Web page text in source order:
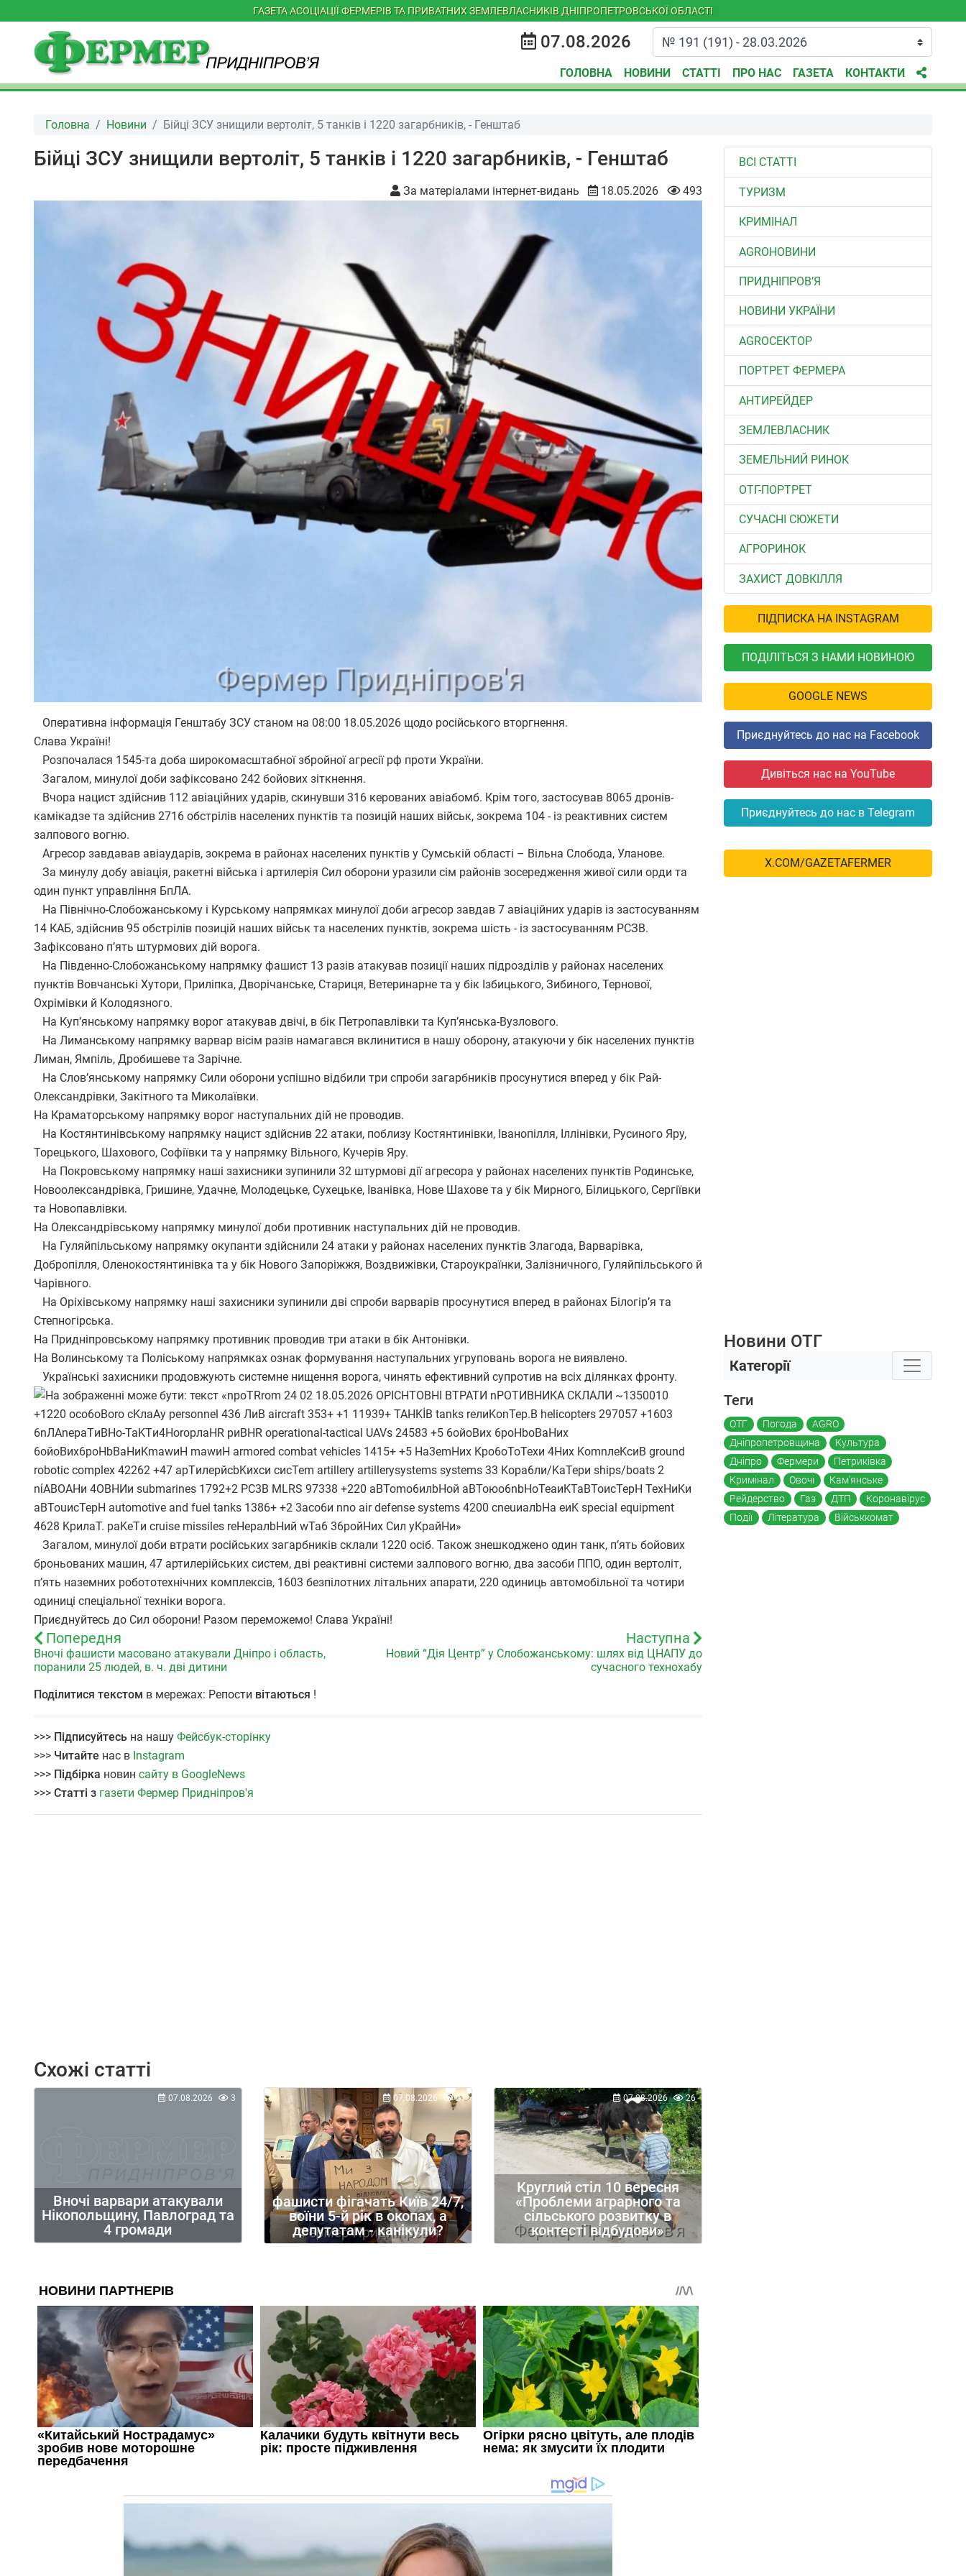
ГАЗЕТА АСОЦІАЦІЇ ФЕРМЕРІВ ТА ПРИВАТНИХ ЗЕМЛЕВЛАСНИКІВ ДНІПРОПЕТРОВСЬКОЇ ОБЛАСТІ
07.08.2026
ГОЛОВНА НОВИНИ СТАТТІ ПРО НАС ГАЗЕТА КОНТАКТИ
Головна Новини Бійці ЗСУ знищили вертоліт, 5 танків і 1220 загарбників, - Генштаб
Бійці ЗСУ знищили вертоліт, 5 танків і 1220 загарбників, - Генштаб
За матеріалами інтернет-видань 18.05.2026 493
Оперативна інформація Генштабу ЗСУ станом на 08:00 18.05.2026 щодо російського вторгнення.
Слава Україні!
Розпочалася 1545-та доба широкомасштабної збройної агресії рф проти України.
Загалом, минулої доби зафіксовано 242 бойових зіткнення.
Вчора нацист здійснив 112 авіаційних ударів, скинувши 316 керованих авіабомб. Крім того, застосував 8065 дронів-
камікадзе та здійснив 2716 обстрілів населених пунктів та позицій наших військ, зокрема 104 - із реактивних систем
залпового вогню.
Агресор завдавав авіаударів, зокрема в районах населених пунктів у Сумській області – Вільна Слобода, Уланове.
За минулу добу авіація, ракетні війська і артилерія Сил оборони уразили сім районів зосередження живої сили орди та
один пункт управління БпЛА.
На Північно-Слобожанському і Курському напрямках минулої доби агресор завдав 7 авіаційних ударів із застосуванням
14 КАБ, здійснив 95 обстрілів позицій наших військ та населених пунктів, зокрема шість - із застосуванням РСЗВ.
Зафіксовано п’ять штурмових дій ворога.
На Південно-Слобожанському напрямку фашист 13 разів атакував позиції наших підрозділів у районах населених
пунктів Вовчанські Хутори, Приліпка, Дворічанське, Стариця, Ветеринарне та у бік Ізбицького, Зибиного, Тернової,
Охрімівки й Колодязного.
На Куп’янському напрямку ворог атакував двічі, в бік Петропавлівки та Куп’янська-Вузлового.
На Лиманському напрямку варвар вісім разів намагався вклинитися в нашу оборону, атакуючи у бік населених пунктів
Лиман, Ямпіль, Дробишеве та Зарічне.
На Слов’янському напрямку Сили оборони успішно відбили три спроби загарбників просунутися вперед у бік Рай-
Олександрівки, Закітного та Миколаївки.
На Краматорському напрямку ворог наступальних дій не проводив.
На Костянтинівському напрямку нацист здійснив 22 атаки, поблизу Костянтинівки, Іванопілля, Іллінівки, Русиного Яру,
Торецького, Шахового, Софіївки та у напрямку Вільного, Кучерів Яру.
На Покровському напрямку наші захисники зупинили 32 штурмові дії агресора у районах населених пунктів Родинське,
Новоолександрівка, Гришине, Удачне, Молодецьке, Сухецьке, Іванівка, Нове Шахове та у бік Мирного, Білицького, Сергіївки
та Новопавлівки.
На Олександрівському напрямку минулої доби противник наступальних дій не проводив.
На Гуляйпільському напрямку окупанти здійснили 24 атаки у районах населених пунктів Злагода, Варварівка,
Добропілля, Оленокостянтинівка та у бік Нового Запоріжжя, Воздвижівки, Староукраїнки, Залізничного, Гуляйпільського й
Чарівного.
На Оріхівському напрямку наші захисники зупинили дві спроби варварів просунутися вперед в районах Білогір’я та
Степногірська.
На Придніпровському напрямку противник проводив три атаки в бік Антонівки.
На Волинському та Поліському напрямках ознак формування наступальних угруповань ворога не виявлено.
Українські захисники продовжують системне нищення ворога, чинять ефективний супротив на всіх ділянках фронту.
Загалом, минулої доби втрати російських загарбників склали 1220 осіб. Також знешкоджено один танк, п’ять бойових
броньованих машин, 47 артилерійських систем, дві реактивні системи залпового вогню, два засоби ППО, один вертоліт,
п’ять наземних робототехнічних комплексів, 1603 безпілотних літальних апарати, 220 одиниць автомобільної та чотири
одиниці спеціальної техніки ворога.
Приєднуйтесь до Сил оборони! Разом переможемо! Слава Україні!
Попередня
Вночі фашисти масовано атакували Дніпро і область,
поранили 25 людей, в. ч. дві дитини
Наступна
Новий “Дія Центр” у Слобожанському: шлях від ЦНАПУ до
сучасного технохабу
Поділитися текстом в мережах: Репости вітаються !
>>> Підписуйтесь на нашу Фейсбук-сторінку
>>> Читайте нас в Instagram
>>> Підбірка новин сайту в GoogleNews
>>> Статті з газети Фермер Придніпров'я
Схожі статті
Вночі варвари атакували
Нікопольщину, Павлоград та
4 громади
07.08.2026 3
фашисти фігачать Київ 24/7,
воїни 5-й рік в окопах, а
депутатам - канікули?
07.08.2026 21
Круглий стіл 10 вересня
«Проблеми аграрного та
сільського розвитку в
контесті відбудови»
07.08.2026 26
ВСІ СТАТТІ
ТУРИЗМ
КРИМІНАЛ
AGROНОВИНИ
ПРИДНІПРОВ’Я
НОВИНИ УКРАЇНИ
АGROСЕКТОР
ПОРТРЕТ ФЕРМЕРА
АНТИРЕЙДЕР
ЗЕМЛЕВЛАСНИК
ЗЕМЕЛЬНИЙ РИНОК
ОТГ-ПОРТРЕТ
СУЧАСНІ СЮЖЕТИ
АГРОРИНОК
ЗАХИСТ ДОВКІЛЛЯ
ПІДПИСКА НА INSTAGRAM
ПОДІЛІТЬСЯ З НАМИ НОВИНОЮ
GOOGLE NEWS
Приєднуйтесь до нас на Facebook
Дивіться нас на YouTube
Приєднуйтесь до нас в Telegram
X.COM/GAZETAFERMER
Новини ОТГ
Категорії
Теги
ОТГ Погода
AGRO
Дніпропетровщина
Культура
Дніпро
Фермери
Петриківка
Кримінал
Овочі
Кам'янське
Рейдерство
Газ ДТП
Коронавірус
Події
Література Військкомат